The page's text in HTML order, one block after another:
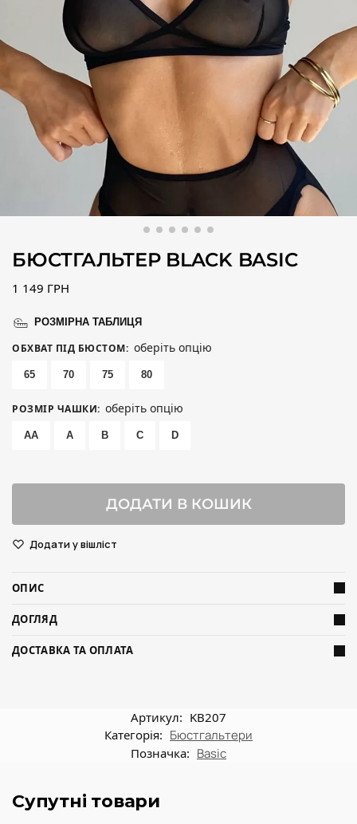
БЮСТГАЛЬТЕР BLACK BASIC
1 149 ГРН
РОЗМІРНА ТАБЛИЦЯ
ОБХВАТ ПІД БЮСТОМ: оберіть опцію
65 70 75 80
РОЗМІР ЧАШКИ: оберіть опцію
AA A B C D
ДОДАТИ В КОШИК
Додати у вішліст
ОПИС
ДОГЛЯД
ДОСТАВКА ТА ОПЛАТА
Артикул: KB207
Категорія: Бюстгальтери
Позначка: Basic
Супутні товари